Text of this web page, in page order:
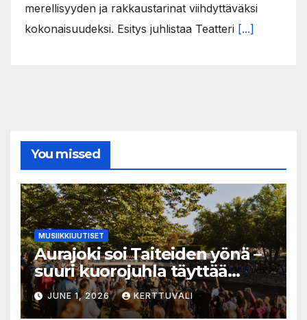
merellisyyden ja rakkaustarinat viihdyttäväksi
kokonaisuudeksi. Esitys juhlistaa Teatteri [...]
You missed
MUSIIKKIUUTISET
Aurajoki soi Taiteiden yönä –
suuri kuorojuhla täyttää
jokirannan musiikilla
JUNE 1, 2026 KERTTUVALI